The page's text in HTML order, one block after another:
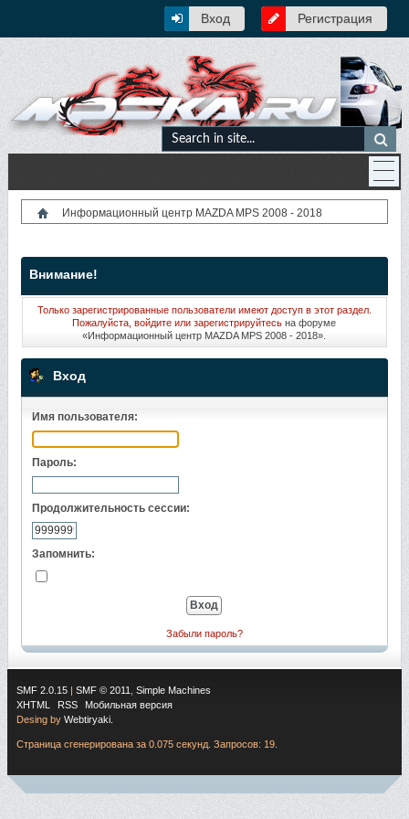
Вход Регистрация
Информационный центр MAZDA MPS 2008 - 2018
Внимание!
Только зарегистрированные пользователи имеют доступ в этот раздел.
Пожалуйста, войдите илизарегистрируйтесь на форуме
«Информационный центр MAZDA MPS 2008 - 2018».
Вход
Имя пользователя:
Пароль:
Продолжительность сессии:
Запомнить:
Забыли пароль?
SMF 2.0.15 SMF © 2011
Simple Machines
XHTML
RSS
Мобильная версия
Desing by Webtiryaki.
Страница сгенерирована за 0.075 секунд. Запросов: 19.